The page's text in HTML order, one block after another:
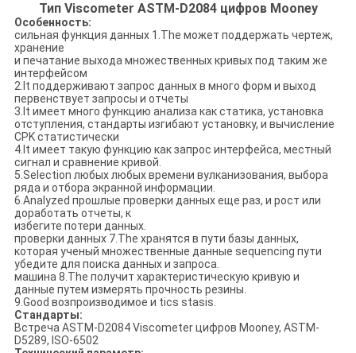
Тип Viscometer ASTM-D2084 цифров Mooney
Особенность:
сильная функция данных 1.The может поддержать чертеж,
хранение
и печатание выхода множественных кривых под таким же
интерфейсом
2.It поддерживают запрос данных в много форм и выход
первенствует запросы и отчеты
3.It имеет много функцию анализа как статика, установка
отступления, стандарты изгибают установку, и вычисление
CPK статистически
4.It имеет такую функцию как запрос интерфейса, местный
сигнал и сравнение кривой.
5.Selection любых любых времени вулканизования, выбора
ряда и отбора экранной информации.
6.Analyzed прошлые проверки данных еще раз, и рост или
доработать отчеты, к
избегите потери данных.
проверки данных 7.The хранятся в пути базы данных,
которая ученый множественные данные sequencing пути
убедите для поиска данных и запроса.
машина 8.The получит характеристическую кривую и
данные путем измерять прочность резины.
9.Good возпроизводимое и tics stasis.
Стандарты:
Встреча ASTM-D2084 Viscometer цифров Mooney, ASTM-
D5289, ISO-6502